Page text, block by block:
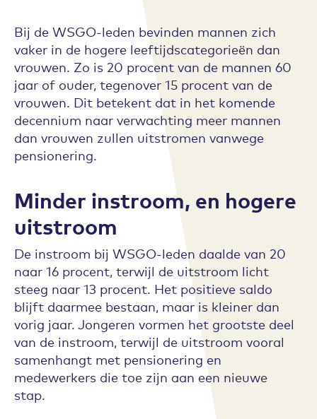
Bij de WSGO-leden bevinden mannen zich
vaker in de hogere leeftijdscategorieën dan
vrouwen. Zo is 20 procent van de mannen 60
jaar of ouder, tegenover 15 procent van de
vrouwen. Dit betekent dat in het komende
decennium naar verwachting meer mannen
dan vrouwen zullen uitstromen vanwege
pensionering.
Minder instroom, en hogere
uitstroom
De instroom bij WSGO-leden daalde van 20
naar 16 procent, terwijl de uitstroom licht
steeg naar 13 procent. Het positieve saldo
blijft daarmee bestaan, maar is kleiner dan
vorig jaar. Jongeren vormen het grootste deel
van de instroom, terwijl de uitstroom vooral
samenhangt met pensionering en
medewerkers die toe zijn aan een nieuwe
stap.